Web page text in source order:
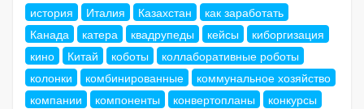
история
Италия Казахстан
как заработать
Канада
катера квадрупеды кейсы
киборгизация
кино
Китай коботы
коллаборативные роботы
колонки
комбинированные
коммунальное хозяйство
компании
компоненты конвертопланы
конкурсы